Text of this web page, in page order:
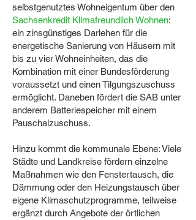
selbstgenutztes Wohneigentum über den
Sachsenkredit Klimafreundlich Wohnen:
ein zinsgünstiges Darlehen für die
energetische Sanierung von Häusern mit
bis zu vier Wohneinheiten, das die
Kombination mit einer Bundesförderung
voraussetzt und einen Tilgungszuschuss
ermöglicht. Daneben fördert die SAB unter
anderem Batteriespeicher mit einem
Pauschalzuschuss.
Hinzu kommt die kommunale Ebene: Viele
Städte und Landkreise fördern einzelne
Maßnahmen wie den Fenstertausch, die
Dämmung oder den Heizungstausch über
eigene Klimaschutzprogramme, teilweise
ergänzt durch Angebote der örtlichen